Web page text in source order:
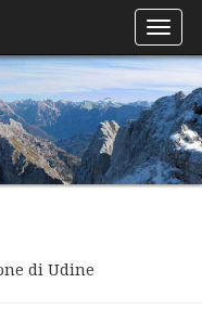
di Udine